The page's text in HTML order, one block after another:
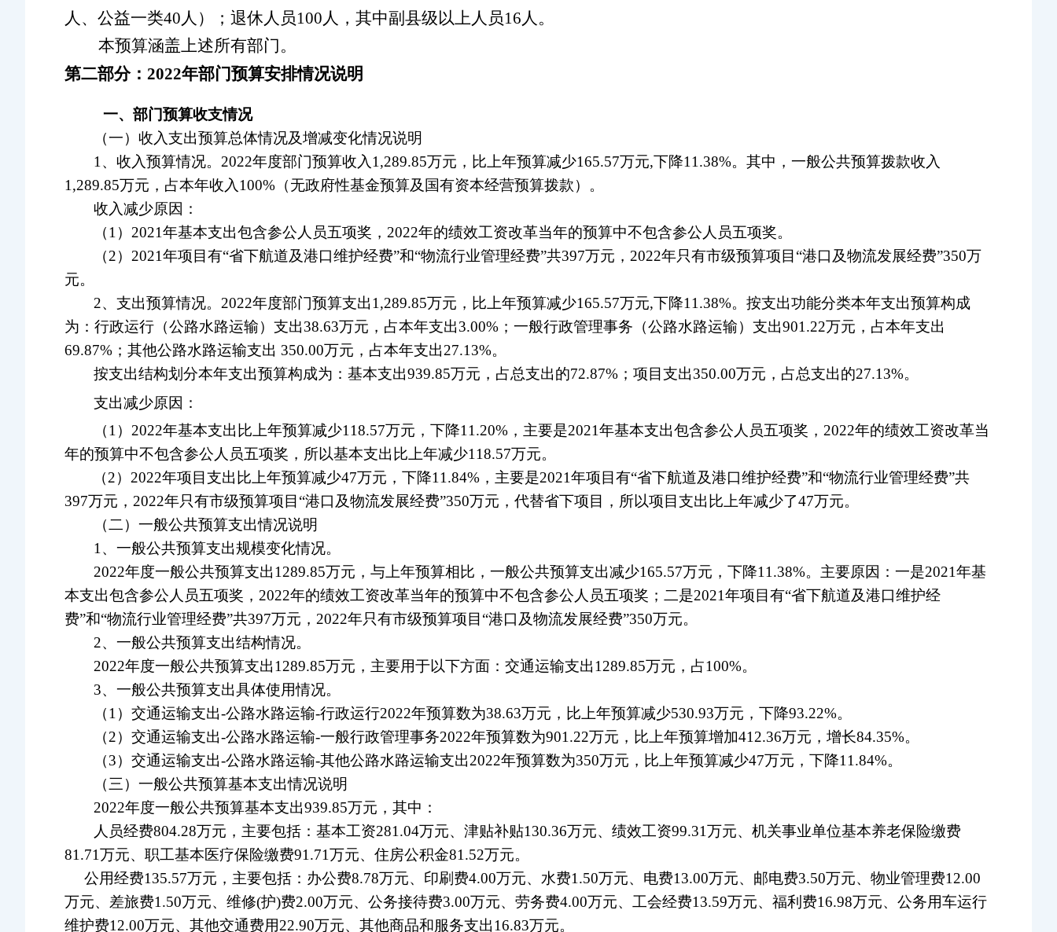
人、公益一类40人）；退休人员100人，其中副县级以上人员16人。
本预算涵盖上述所有部门。
第二部分： 2022年部门预算安排情况说明
一、部门预算收支情况
（一）收入支出预算总体情况及增减变化情况说明
1、 收入预算情况。 2022年度部门预算收入1,289.85万元，比上年预算减少165.57万元,下降11.38%。其中，一般公共预算拨款收入
1,289.85万元，占本年收入100%（无政府性基金预算及国有资本经营预算拨款） 。
收入减少原因：
（1）2021年基本支出包含参公人员五项奖，2022年的绩效工资改革当年的预算中不包含参公人员五项奖。
（2）2021年项目有“省下航道及港口维护经费”和“物流行业管理经费”共397万元，2022年只有市级预算项目“港口及物流发展经费”350万
元。
2、支出预算情况。2022年度部门预算支出1,289.85万元，比上年预算减少165.57万元,下降11.38%。按支出功能分类本年支出预算构成
为：行政运行（公路水路运输）支出38.63万元，占本年支出3.00%； 一般行政管理事务（公路水路运输）支出901.22万元，占本年支出
69.87%；其他公路水路运输支出 350.00万元 ，占本年支出27.13%。
按支出结构划分本年支出预算构成为：基本支出939.85万元，占总支出的72.87%；项目支出350.00万元，占总支出的27.13%。
支出减少原因：
（1）2022年基本支出比上年预算减少118.57万元，下降11.20%，主要是2021年基本支出包含参公人员五项奖，2022年的绩效工资改革当
年的预算中不包含参公人员五项奖，所以基本支出比上年减少118.57万元。
（2）2022年项目支出比上年预算减少47万元，下降11.84%，主要是2021年项目有“省下航道及港口维护经费”和“物流行业管理经费”共
397万元，2022年只有市级预算项目“港口及物流发展经费”350万元，代替省下项目，所以项目支出比上年减少了47万元。
（二）一般公共预算支出情况说明
1、一般公共预算支出规模变化情况。
2022年度一般公共预算支出1289.85万元，与上年预算相比，一般公共预算支出减少165.57万元，下降11.38%。主要原因：一是2021年基
本支出包含参公人员五项奖，2022年的绩效工资改革当年的预算中不包含参公人员五项奖；二是2021年项目有“省下航道及港口维护经
费”和“物流行业管理经费”共397万元，2022年只有市级预算项目“港口及物流发展经费”350万元。
2、一般公共预算支出结构情况。
2022年度一般公共预算支出1289.85万元，主要用于以下方面：交通运输支出1289.85万元，占100%。
3、一般公共预算支出具体使用情况。
（1）交通运输支出-公路水路运输-行政运行2022年预算数为38.63万元，比上年预算减少530.93万元，下降93.22%。
（2）交通运输支出-公路水路运输-一般行政管理事务2022年预算数为901.22万元，比上年预算增加412.36万元，增长84.35%。
（3）交通运输支出-公路水路运输-其他公路水路运输支出2022年预算数为350万元，比上年预算减少47万元，下降11.84%。
（三）一般公共预算基本支出情况说明
2022年度一般公共预算基本支出939.85万元，其中：
人员经费804.28万元，主要包括：基本工资281.04万元、津贴补贴130.36万元、绩效工资99.31万元、机关事业单位基本养老保险缴费
81.71万元、职工基本医疗保险缴费91.71万元、住房公积金81.52万元。
公用经费135.57万元，主要包括：办公费8.78万元、印刷费4.00万元、水费1.50万元、电费13.00万元、邮电费3.50万元、物业管理费12.00
万元、差旅费1.50万元、维修(护)费2.00万元、公务接待费3.00万元、劳务费4.00万元、工会经费13.59万元、福利费16.98万元、公务用车运行
维护费12.00万元、其他交通费用22.90万元、其他商品和服务支出16.83万元。